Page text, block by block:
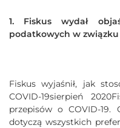
1. Fiskus wydał
podatkowych w związku
Fiskus wyjaśnił, jak
COVID-19sierpień
przepisów o COVID-19.
dotyczą wszystkich